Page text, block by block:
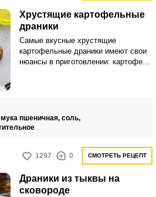
Хрустящие картофельные
драники
Самые вкусные хрустящие
картофельные драники имеют свои
нюансы в приготовлении: картофель
количество крахмала, а жарятся
драники тонкими, на среднем огне и
мука пшеничная, соль,
1297 0 СМОТРЕТЬ РЕЦЕПТ
Драники из тыквы на
сковороде